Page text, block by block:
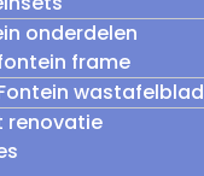
onderdelen
frame
wastafelblad
renovatie